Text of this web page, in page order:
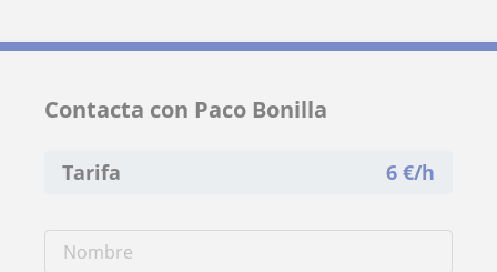
Contacta con Paco Bonilla
Tarifa 6 €/h